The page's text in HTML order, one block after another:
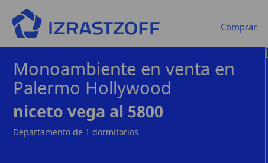
Comprar
Monoambiente en venta en
Palermo Hollywood
niceto vega al 5800
Departamento de 1 dormitorios